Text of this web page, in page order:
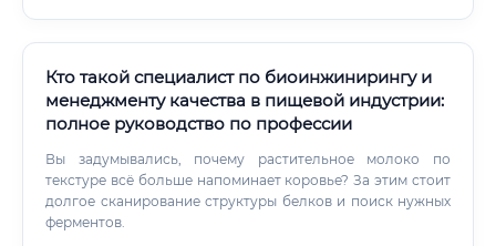
Кто такой специалист по биоинжинирингу и
менеджменту качества в пищевой индустрии:
полное руководство по профессии
Вы задумывались, почему растительное молоко по
текстуре всё больше напоминает коровье? За этим стоит
долгое сканирование структуры белков и поиск нужных
ферментов.